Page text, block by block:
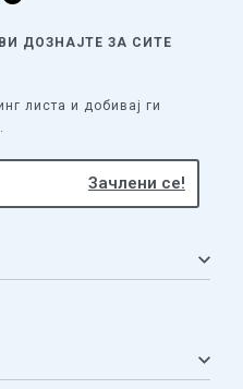
ДОЗНАЈТЕ ЗА СИТЕ
листа и добивај ги